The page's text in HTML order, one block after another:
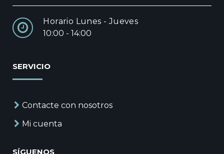
Horario Lunes - Jueves
10:00 - 14:00
SERVICIO
Contacte con nosotros
Mi cuenta
SÍGUENOS